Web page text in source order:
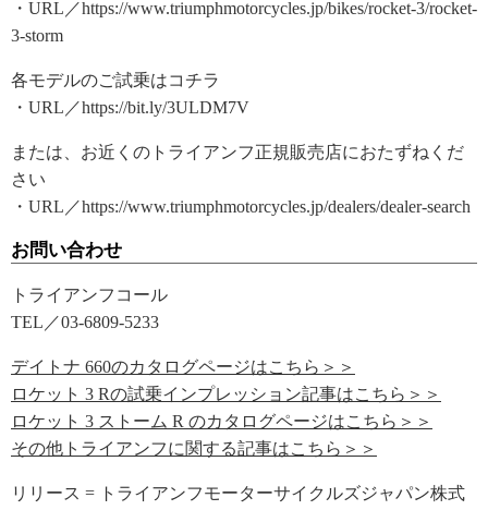
・URL／https://www.triumphmotorcycles.jp/bikes/rocket-3/rocket-
3-storm
各モデルのご試乗はコチラ
・URL／https://bit.ly/3ULDM7V
または、お近くのトライアンフ正規販売店におたずねくだ
さい
・URL／https://www.triumphmotorcycles.jp/dealers/dealer-search
お問い合わせ
トライアンフコール
TEL／03-6809-5233
デイトナ 660のカタログページはこちら＞＞
ロケット 3 Rの試乗インプレッション記事はこちら＞＞
ロケット 3 ストーム R のカタログページはこちら＞＞
その他トライアンフに関する記事はこちら＞＞
リリース = トライアンフモーターサイクルズジャパン株式